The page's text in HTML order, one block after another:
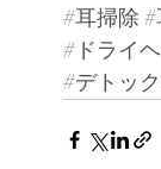
#耳掃除 #
#ドライ
#デトッ